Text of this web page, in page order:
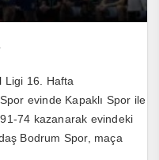
Ligi 16. Hafta
evinde Kapaklı Spor ile
74 kazanarak evindeki
Bodrum Spor, maça